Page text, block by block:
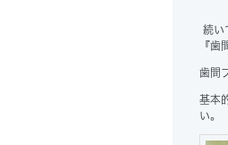
続い
『歯
歯間
基本
い。